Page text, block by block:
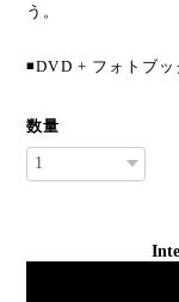
う。
◾️DVD + フォトブ
数量